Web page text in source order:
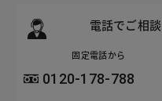
電話でご相談
固定電話から
0120-178-788